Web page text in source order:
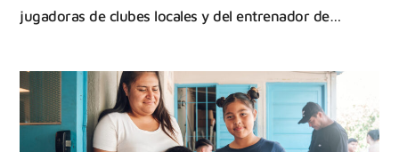
jugadoras de clubes locales y del entrenador de…